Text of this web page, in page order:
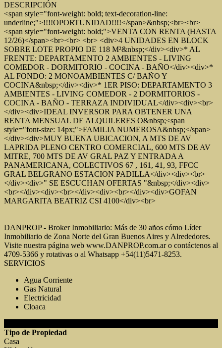
DESCRIPCIÓN
<span style="font-weight: bold; text-decoration-line:
underline;">!!!!OPORTUNIDAD!!!!</span>&nbsp;<br><br>
<span style="font-weight: bold;">VENTA CON RENTA (HASTA
12/26)</span><br><br> <br> <div>4 UNIDADES EN BLOCK
SOBRE LOTE PROPIO DE 118 M²&nbsp;</div><div>* AL
FRENTE: DEPARTAMENTO 2 AMBIENTES - LIVING
COMEDOR - DORMITORIO - COCINA - BAÑO</div><div>*
AL FONDO: 2 MONOAMBIENTES C/ BAÑO Y
COCINA&nbsp;</div><div>* 1ER PISO: DEPARTAMENTO 3
AMBIENTES - LIVING COMEDOR - 2 DORMITORIOS -
COCINA - BAÑO - TERRAZA INDIVIDUAL</div><div><br>
</div><div>IDEAL INVERSOR PARA OBTENER UNA
RENTA MENSUAL DE ALQUILERES O&nbsp;<span
style="font-size: 14px;">FAMILIA NUMEROSA&nbsp;</span>
</div><div>MUY BUENA UBICACION, A MTS DE AV
LAPRIDA PLENO CENTRO COMERCIAL, 600 MTS DE AV
MITRE, 700 MTS DE AV GRAL PAZ Y ENTRADA A
PANAMERICANA, COLECTIVOS 67 , 161, 41, 93, FFCC
GRAL BELGRANO ESTACION PADILLA</div><div><br>
</div><div>" SE ESCUCHAN OFERTAS "&nbsp;</div><div>
<br></div><div><br></div><div><br></div><div>GOFAN
MARGARITA BEATRIZ CSI 4100</div><br>
DANPROP - Broker Inmobiliario: Más de 30 años cómo Líder
Inmobiliario de Zona Norte del Gran Buenos Aires y Alrededores.
Visite nuestra página web www.DANPROP.com.ar o contáctenos al
4709-5366 y rotativas o al Whatsapp +54(11)5471-8253.
SERVICIOS
Agua Corriente
Gas Natural
Electricidad
Cloaca
Tipo de Propiedad
Casa